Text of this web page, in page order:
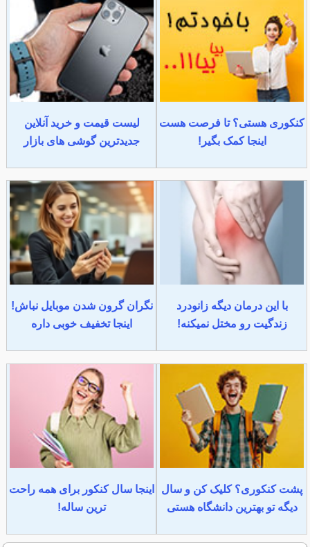
کنکوری هستی؟ تا فرصت هست
اینجا کمک بگیر!
لیست قیمت و خرید آنلاین
جدیدترین گوشی های بازار
با این درمان دیگه زانودرد
زندگیت رو مختل نمیکنه!
نگران گرون شدن موبایل نباش!
اینجا تخفیف خوبی داره
پشت کنکوری؟ کلیک کن و سال
دیگه تو بهترین دانشگاه هستی
اینجا سال کنکور برای همه راحت
ترین ساله!